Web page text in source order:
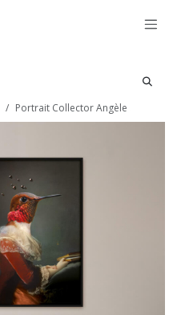
Portrait Collector Angèle